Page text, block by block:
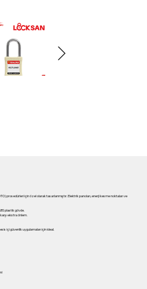
prosedürleri için özel olarak tasarlanmıştır. Elektrik panoları, enerji kesme noktaları ve
plastik gövde.
ekstra önlem.
içi güvenlik uygulamaları için ideal.